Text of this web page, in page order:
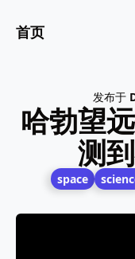
首页
发布于
哈勃望
测
space